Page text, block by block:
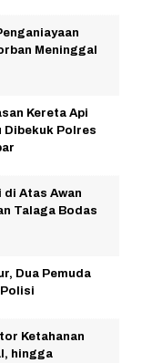
Meninggal
Kereta Api
Dibekuk Polres
di Atas Awan
Talaga Bodas
Dua Pemuda
Ketahanan
hingga